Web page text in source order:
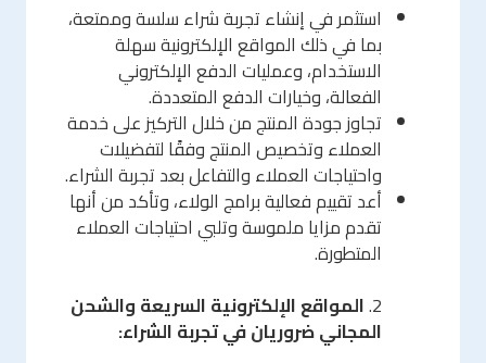
استثمر في إنشاء تجربة شراء سلسة وممتعة،
بما في ذلك المواقع الإلكترونية سهلة
الاستخدام، وعمليات الدفع الإلكتروني
الفعالة، وخيارات الدفع المتعددة.
تجاوز جودة المنتج من خلال التركيز على خدمة
العملاء وتخصيص المنتج وفقًا لتفضيلات
واحتياجات العملاء والتفاعل بعد تجربة الشراء.
أعد تقييم فعالية برامج الولاء، وتأكد من أنها
تقدم مزايا ملموسة وتلبي احتياجات العملاء
المتطورة.
2. المواقع الإلكترونية السريعة والشحن
المجاني ضروريان في تجربة الشراء: